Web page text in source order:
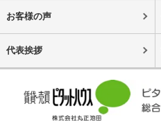
お客様の声
代表挨拶